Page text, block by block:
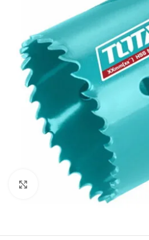
Click to enlarge